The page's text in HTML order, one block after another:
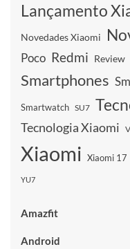
Lançamento
Novedades Xiaomi
Poco Redmi Review
Smartphones
Smartwatch SU7
Tecnologia Xiaomi
Xiaomi Xiaomi 17
YU7
Amazfit
Android